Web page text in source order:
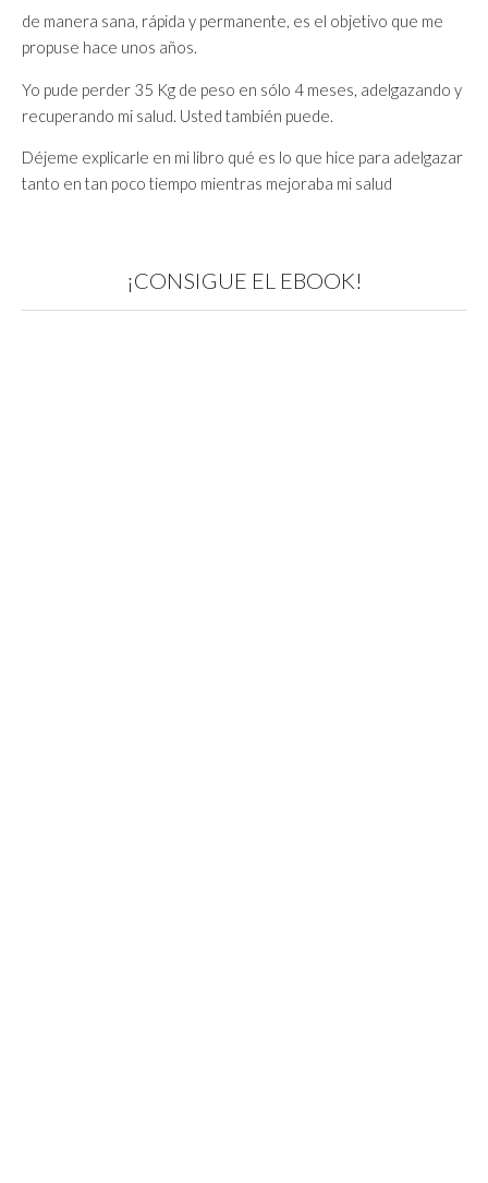
de manera sana, rápida y permanente, es el objetivo que me
propuse hace unos años.
Yo pude perder 35 Kg de peso en sólo 4 meses, adelgazando y
recuperando mi salud. Usted también puede.
Déjeme explicarle en mi libro qué es lo que hice para adelgazar
tanto en tan poco tiempo mientras mejoraba mi salud
¡CONSIGUE EL EBOOK!